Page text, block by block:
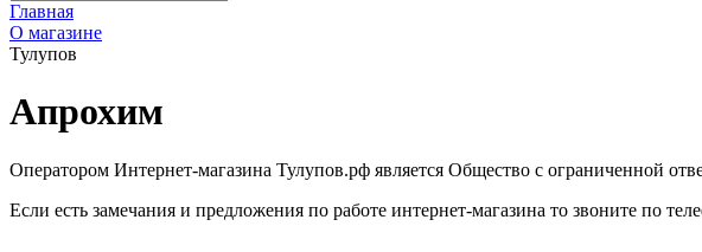
Главная
О магазине
Тулупов
Апрохим
Оператором Интернет-магазина Тулупов.рф является Общество с
Если есть замечания и предложения по работе интернет-магазина то звоните по